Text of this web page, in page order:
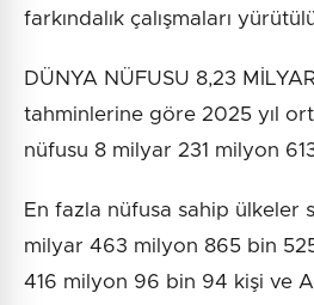
farkındalık çalışmaları
DÜNYA NÜFUSU 8,23
tahminlerine göre 2025 yıl
nüfusu 8 milyar 231 milyon
En fazla nüfusa sahip ülkeler
milyar 463 milyon 865 bin
416 milyon 96 bin 94 kişi ve